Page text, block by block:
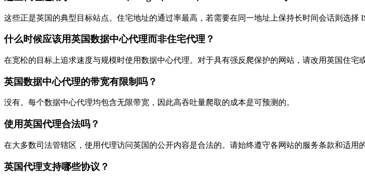
这些正是英国的典型目标站点。住宅地址的通过率最高，若需要在同一地址上保持长时间会话则选择
什么时候应该用英国数据中心代理而非住宅代理？
在宽松的目标上追求速度与规模时使用数据中心代理。对于具有强反爬保护的网站，请改用英国住宅或
英国数据中心代理的带宽有限制吗？
没有。每个数据中心代理均包含无限带宽，因此高吞吐量爬取的成本是可预测的。
使用英国代理合法吗？
在大多数司法管辖区，使用代理访问英国的公开内容是合法的。请始终遵守各网站的服务条款和适用
英国代理支持哪些协议？